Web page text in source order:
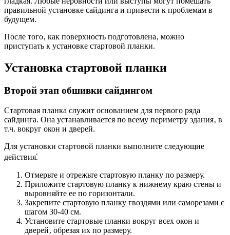
правильной установке сайдинга и привести к проблемам в
будущем.
После того‚ как поверхность подготовлена‚ можно
приступать к установке стартовой планки.
Установка стартовой планки
Второй этап обшивки сайдингом
Стартовая планка служит основанием для первого ряда
сайдинга. Она устанавливается по всему периметру здания‚ в
т.ч. вокруг окон и дверей.
Для установки стартовой планки выполните следующие
действия⁚
Отмерьте и отрежьте стартовую планку по размеру.
Приложите стартовую планку к нижнему краю стены и
выровняйте ее по горизонтали.
Закрепите стартовую планку гвоздями или саморезами с
шагом 30-40 см.
Установите стартовые планки вокруг всех окон и
дверей‚ обрезая их по размеру.